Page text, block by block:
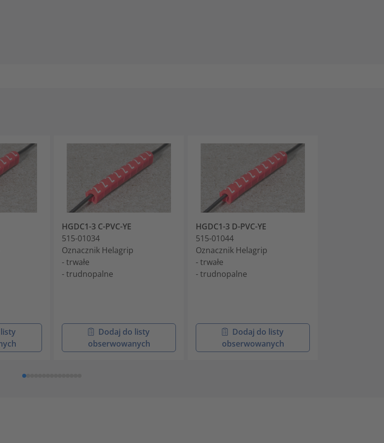
HGDC1-3 C-PVC-YE
515-01034
Oznacznik Helagrip
- trwałe
- trudnopalne
Dodaj do listy
obserwowanych
HGDC1-3 D-PVC-YE
515-01044
Oznacznik Helagrip
- trwałe
- trudnopalne
Dodaj do listy
obserwowanych